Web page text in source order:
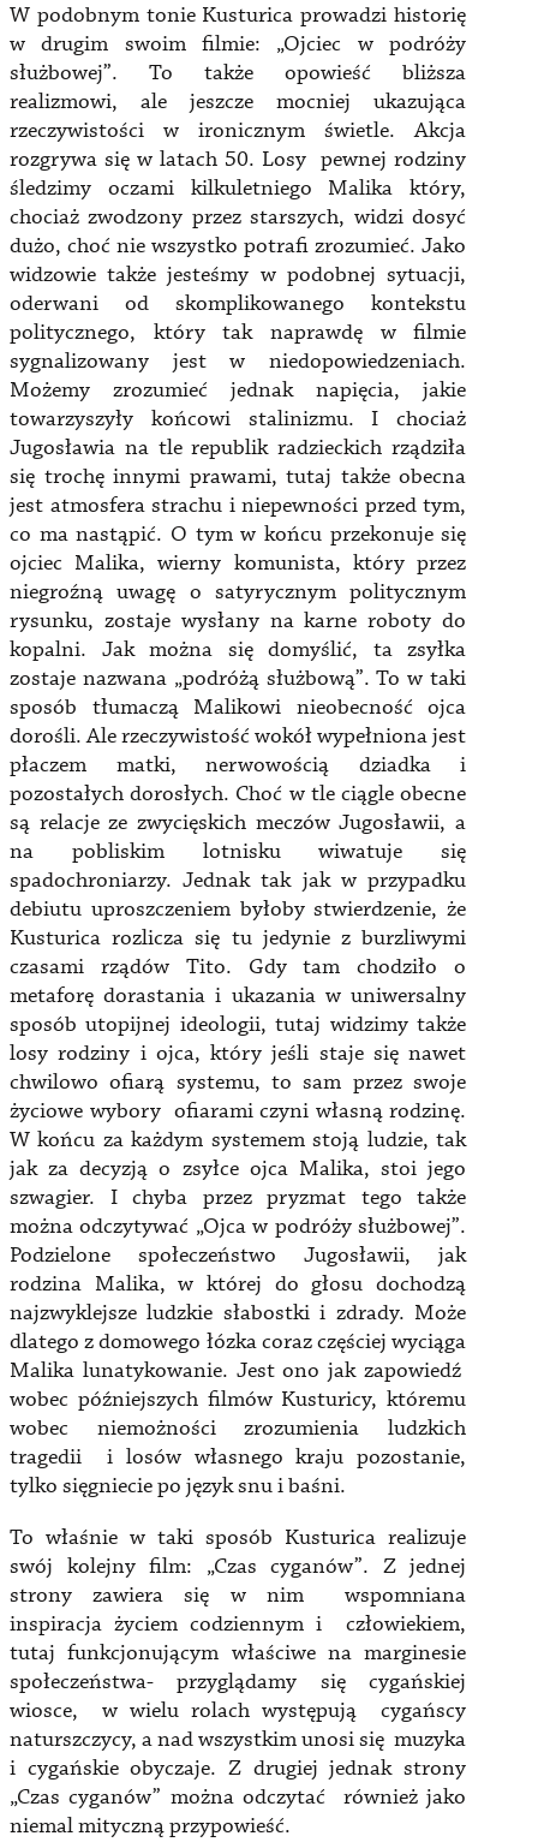
W podobnym tonie Kusturica prowadzi historię
w drugim swoim filmie: „Ojciec w podróży
służbowej”. To także opowieść bliższa
realizmowi, ale jeszcze mocniej ukazująca
rzeczywistości w ironicznym świetle. Akcja
rozgrywa się w latach 50. Losy pewnej rodziny
śledzimy oczami kilkuletniego Malika który,
chociaż zwodzony przez starszych, widzi dosyć
dużo, choć nie wszystko potrafi zrozumieć. Jako
widzowie także jesteśmy w podobnej sytuacji,
oderwani od skomplikowanego kontekstu
politycznego, który tak naprawdę w filmie
sygnalizowany jest w niedopowiedzeniach.
Możemy zrozumieć jednak napięcia, jakie
towarzyszyły końcowi stalinizmu. I chociaż
Jugosławia na tle republik radzieckich rządziła
się trochę innymi prawami, tutaj także obecna
jest atmosfera strachu i niepewności przed tym,
co ma nastąpić. O tym w końcu przekonuje się
ojciec Malika, wierny komunista, który przez
niegroźną uwagę o satyrycznym politycznym
rysunku, zostaje wysłany na karne roboty do
kopalni. Jak można się domyślić, ta zsyłka
zostaje nazwana „podróżą służbową”. To w taki
sposób tłumaczą Malikowi nieobecność ojca
dorośli. Ale rzeczywistość wokół wypełniona jest
płaczem matki, nerwowością dziadka i
pozostałych dorosłych. Choć w tle ciągle obecne
są relacje ze zwycięskich meczów Jugosławii, a
na pobliskim lotnisku wiwatuje się
spadochroniarzy. Jednak tak jak w przypadku
debiutu uproszczeniem byłoby stwierdzenie, że
Kusturica rozlicza się tu jedynie z burzliwymi
czasami rządów Tito. Gdy tam chodziło o
metaforę dorastania i ukazania w uniwersalny
sposób utopijnej ideologii, tutaj widzimy także
losy rodziny i ojca, który jeśli staje się nawet
chwilowo ofiarą systemu, to sam przez swoje
życiowe wybory ofiarami czyni własną rodzinę.
W końcu za każdym systemem stoją ludzie, tak
jak za decyzją o zsyłce ojca Malika, stoi jego
szwagier. I chyba przez pryzmat tego także
można odczytywać „Ojca w podróży służbowej”.
Podzielone społeczeństwo Jugosławii, jak
rodzina Malika, w której do głosu dochodzą
najzwyklejsze ludzkie słabostki i zdrady. Może
dlatego z domowego łózka coraz częściej wyciąga
Malika lunatykowanie. Jest ono jak zapowiedź
wobec późniejszych filmów Kusturicy, któremu
wobec niemożności zrozumienia ludzkich
tragedii i losów własnego kraju pozostanie,
tylko sięgniecie po język snu i baśni.
To właśnie w taki sposób Kusturica realizuje
swój kolejny film: „Czas cyganów”. Z jednej
strony zawiera się w nim wspomniana
inspiracja życiem codziennym i człowiekiem,
tutaj funkcjonującym właściwe na marginesie
społeczeństwa- przyglądamy się cygańskiej
wiosce, w wielu rolach występują cygańscy
naturszczycy, a nad wszystkim unosi się muzyka
i cygańskie obyczaje. Z drugiej jednak strony
„Czas cyganów” można odczytać również jako
niemal mityczną przypowieść.